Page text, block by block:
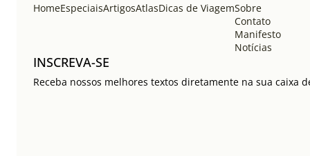
HomeEspeciaisArtigosAtlasDicas de ViagemSobre
Contato
Manifesto
Notícias
INSCREVA-SE
Receba nossos melhores textos diretamente na sua caixa